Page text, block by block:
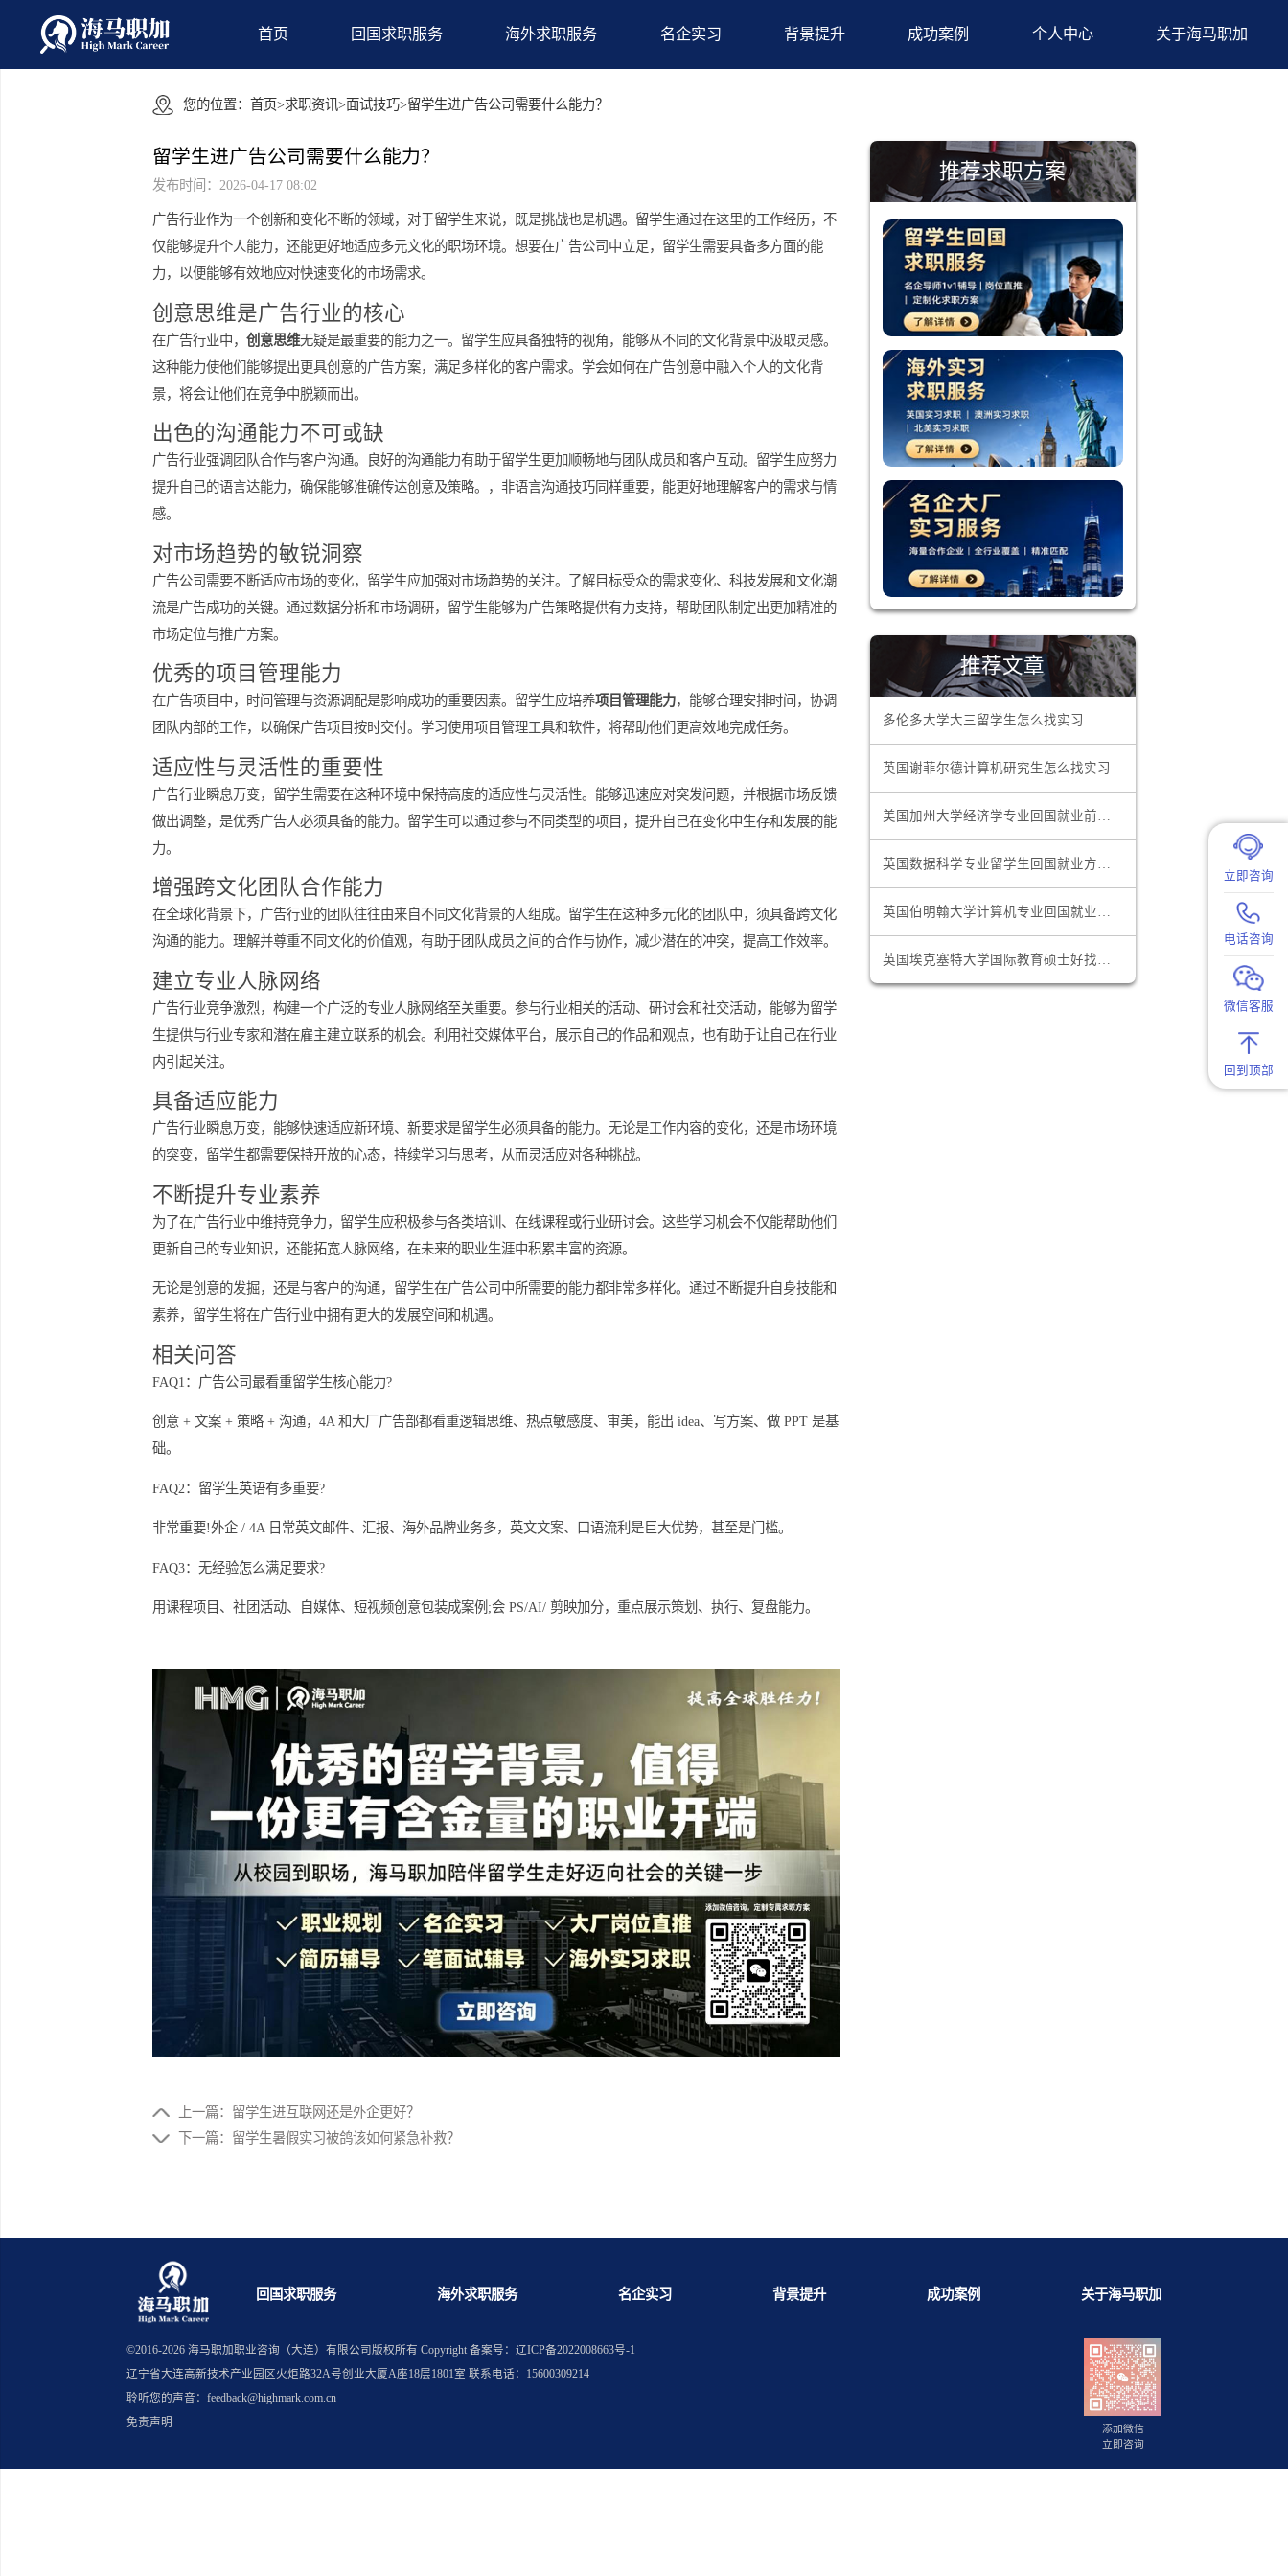
首页 回国求职服务 海外求职服务 名企实习 背景提升 成功案例 个人中心
您的位置： 首页 >求职资讯>面试技巧>留学生进广告公司需要什么能力？
留学生进广告公司需要什么能力？
广告行业作为一个创新和变化不断的领域，对于留学生来说，既是挑战也是机遇。留学生通过在这里的工作经历，不
仅能够提升个人能力，还能更好地适应多元文化的职场环境。想要在广告公司中立足，留学生需要具备多方面的能
力，以便能够有效地应对快速变化的市场需求。
创意思维是广告行业的核心
在广告行业中，创意思维无疑是最重要的能力之一。留学生应具备独特的视角，能够从不同的文化背景中汲取灵感。
这种能力使他们能够提出更具创意的广告方案，满足多样化的客户需求。学会如何在广告创意中融入个人的文化背
景，将会让他们在竞争中脱颖而出。
出色的沟通能力不可或缺
广告行业强调团队合作与客户沟通。良好的沟通能力有助于留学生更加顺畅地与团队成员和客户互动。留学生应努力
提升自己的语言达能力，确保能够准确传达创意及策略。，非语言沟通技巧同样重要，能更好地理解客户的需求与情
感。
对市场趋势的敏锐洞察
广告公司需要不断适应市场的变化，留学生应加强对市场趋势的关注。了解目标受众的需求变化、科技发展和文化潮
流是广告成功的关键。通过数据分析和市场调研，留学生能够为广告策略提供有力支持，帮助团队制定出更加精准的
市场定位与推广方案。
在广告项目中，时间管理与资源调配是影响成功的重要因素。留学生应培养 ，能够合理安排时间，协调
团队内部的工作，以确保广告项目按时交付。学习使用项目管理工具和软件，将帮助他们更高效地完成任务。
适应性与灵活性的重要性
广告行业瞬息万变，留学生需要在这种环境中保持高度的适应性与灵活性。能够迅速应对突发问题，并根据市场反馈
做出调整，是优秀广告人必须具备的能力。留学生可以通过参与不同类型的项目，提升自己在变化中生存和发展的能
力。
增强跨文化团队合作能力
在全球化背景下，广告行业的团队往往由来自不同文化背景的人组成。留学生在这种多元化的团队中，须具备跨文化
沟通的能力。理解并尊重不同文化的价值观，有助于团队成员之间的合作与协作，减少潜在的冲突，提高工作效率。
建立专业人脉网络
广告行业竞争激烈，构建一个广泛的专业人脉网络至关重要。参与行业相关的活动、研讨会和社交活动，能够为留学
生提供与行业专家和潜在雇主建立联系的机会。利用社交媒体平台，展示自己的作品和观点，也有助于让自己在行业
具备适应能力
广告行业瞬息万变，能够快速适应新环境、新要求是留学生必须具备的能力。无论是工作内容的变化，还是市场环境
的突变，留学生都需要保持开放的心态，持续学习与思考，从而灵活应对各种挑战。
不断提升专业素养
为了在广告行业中维持竞争力，留学生应积极参与各类培训、在线课程或行业研讨会。这些学习机会不仅能帮助他们
更新自己的专业知识，还能拓宽人脉网络，在未来的职业生涯中积累丰富的资源。
无论是创意的发掘，还是与客户的沟通，留学生在广告公司中所需要的能力都非常多样化。通过不断提升自身技能和
FAQ1：广告公司最看重留学生核心能力?
创意 + 文案 + 策略 + 沟通，4A 和大厂广告部都看重逻辑思维、热点敏感度、审美，能出 idea、写方案、做 PPT 是基
础。
非常重要!外企 / 4A 日常英文邮件、汇报、海外品牌业务多，英文文案、口语流利是巨大优势，甚至是门槛。
FAQ3：无经验怎么满足要求?
用课程项目、社团活动、自媒体、短视频创意包装成案例;会 PS/AI/ 剪映加分，重点展示策划、执行、复盘能力。
上一篇：留学生进互联网还是外企更好？
下一篇：留学生暑假实习被鸽该如何紧急补救？
推荐求职方案
推荐文章
英国谢菲尔德计算机研究生怎么找实习
英国数据科学专业留学生回国就业方向有哪些
英国伯明翰大学计算机专业回国就业方向推荐
英国埃克塞特大学国际教育硕士好找工作吗